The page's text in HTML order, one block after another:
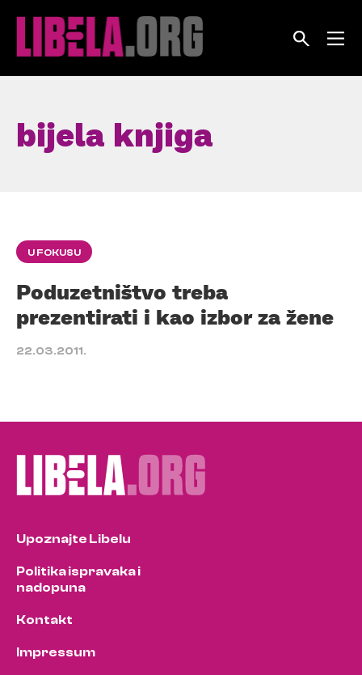
bijela knjiga
U FOKUSU
Poduzetništvo treba
prezentirati i kao izbor za žene
22.03.2011.
Upoznajte Libelu
Politika ispravaka i
nadopuna
Kontakt
Impressum